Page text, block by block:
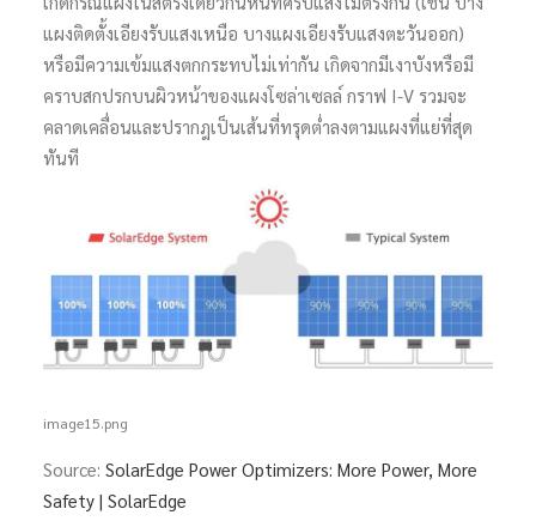
แผงติดตั้งเอียงรับแสงเหนือ บางแผงเอียงรับแสงตะวันออก)
หรือมีความเข้มแสงตกกระทบไม่เท่ากัน เกิดจากมีเงาบังหรือมี
คราบสกปรกบนผิวหน้าของแผงโซล่าเซลล์ กราฟ I-V รวมจะ
คลาดเคลื่อนและปรากฎเป็นเส้นที่ทรุดต่ำลงตามแผงที่แย่ที่สุด
ทันที
image15.png
Source: SolarEdge Power Optimizers: More Power, More
Safety | SolarEdge